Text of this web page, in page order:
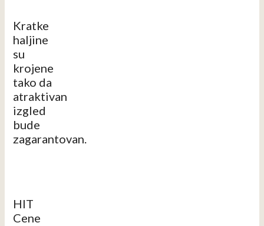
Kratke
haljine
su
krojene
tako da
atraktivan
izgled
bude
zagarantovan.
HIT
Cene